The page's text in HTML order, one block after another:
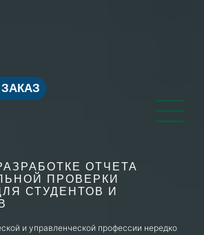
ОТЧЕТА
ПРОВЕРКИ
СТУДЕНТОВ И
и управленческой профессии нередко